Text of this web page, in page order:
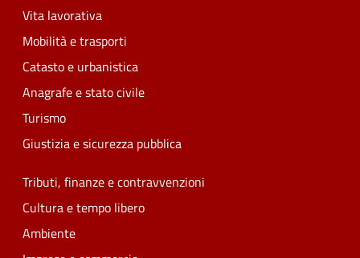
Vita lavorativa
Mobilità e trasporti
Catasto e urbanistica
Anagrafe e stato civile
Turismo
Giustizia e sicurezza pubblica
Tributi, finanze e contravvenzioni
Cultura e tempo libero
Ambiente